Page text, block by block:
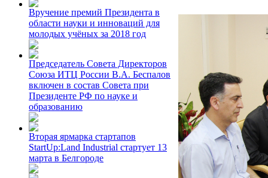
Вручение премий Президента в
области науки и инноваций для
молодых учёных за 2018 год
Председатель Совета Директоров
Союза ИТЦ России В.А. Беспалов
включен в состав Совета при
Президенте РФ по науке и
образованию
Вторая ярмарка стартапов
StartUp:Land Industrial стартует 13
марта в Белгороде